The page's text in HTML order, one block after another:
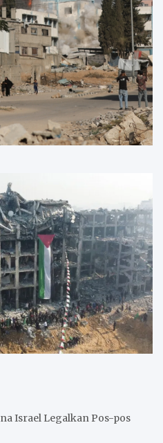
Israel Legalkan Pos-pos